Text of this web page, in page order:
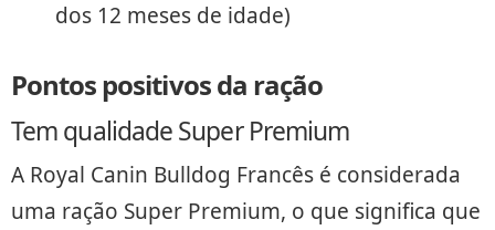
dos 12 meses de idade)
Pontos positivos da ração
Tem qualidade Super Premium
A Royal Canin Bulldog Francês é considerada
uma ração Super Premium, o que significa que